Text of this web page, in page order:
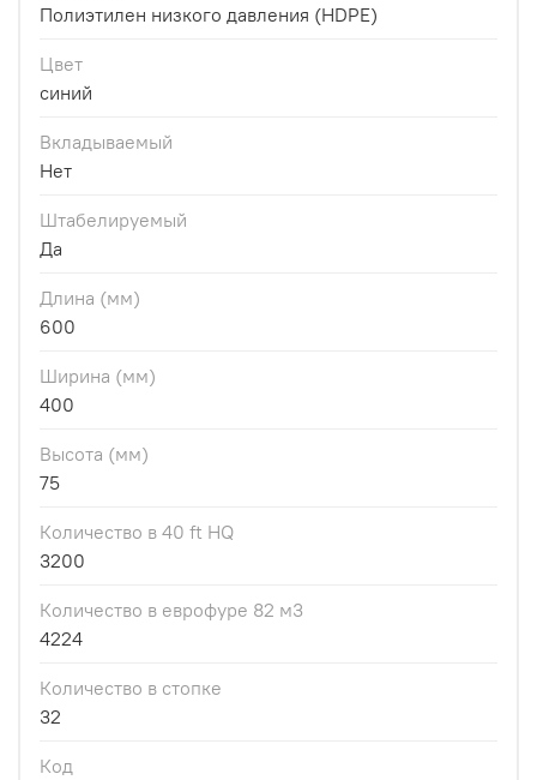
Полиэтилен низкого давления (HDPE)
Цвет
синий
Вкладываемый
Нет
Штабелируемый
Да
Длина (мм)
600
Ширина (мм)
400
Высота (мм)
75
Количество в 40 ft HQ
3200
Количество в еврофуре 82 м3
4224
Количество в стопке
32
Код